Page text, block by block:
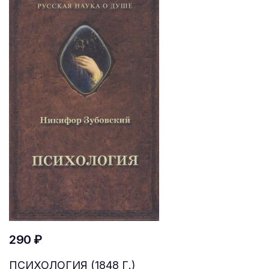
290 ₽
ПСИХОЛОГИЯ (1848 Г.)